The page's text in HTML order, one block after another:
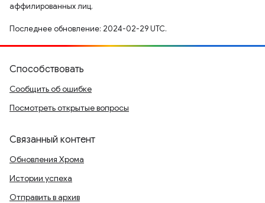
аффилированных лиц.
Последнее обновление: 2024-02-29 UTC.
Способствовать
Сообщить об ошибке
Посмотреть открытые вопросы
Связанный контент
Обновления Хрома
Истории успеха
Отправить в архив